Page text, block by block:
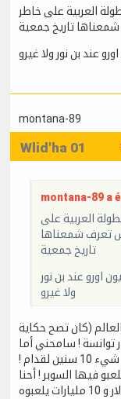
العربية على خاطر
تاريخ جمعية
montana-89
Wlid'ha 01
montana-89 a
العربية على
تعرف شمعناها
تاريخ جمعية
كاس السوبر خيرلي من 10 مليون اورو عند بن نور
ولا غيرو
(كان تصح حكاية
الجمعية تولي ادخل قريب 40 مليار توانسة ! سامحني أما
راهي الجمعية لازمها فلوس كان نحبو نهزو كل شيء 10 سنين لقدام !
فيها السوبر ! أحنا
بش نلعبوه هكة ولا هكة وما بين 150 ألف دولار و 10 مليارات يلعبوه